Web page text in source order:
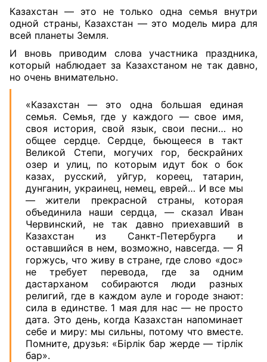
Казахстан — это не только одна семья внутри
одной страны, Казахстан — это модель мира для
всей планеты Земля.
И вновь приводим слова участника праздника,
который наблюдает за Казахстаном не так давно,
но очень внимательно.
«Казахстан — это одна большая единая
семья. Семья, где у каждого — свое имя,
своя история, свой язык, свои песни… но
общее сердце. Сердце, бьющееся в такт
Великой Степи, могучих гор, бескрайних
озер и улиц, по которым идут бок о бок
казах, русский, уйгур, кореец, татарин,
дунганин, украинец, немец, еврей… И все мы
— жители прекрасной страны, которая
объединила наши сердца, — сказал Иван
Червинский, не так давно приехавший в
Казахстан из Санкт-Петербурга и
оставшийся в нем, возможно, навсегда. — Я
горжусь, что живу в стране, где слово «дос»
не требует перевода, где за одним
дастарханом собираются люди разных
религий, где в каждом ауле и городе знают:
сила в единстве. 1 мая для нас — не просто
дата. Это день, когда Казахстан напоминает
себе и миру: мы сильны, потому что вместе.
Помните, друзья: «Бiрлiк бар жерде — тiрлiк
бар».